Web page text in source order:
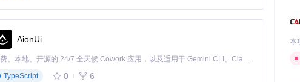
AionUi
免费、本地、开源的 24/7 全天候 Cowork 应用，以及适用于 Gemini CLI、Claude Code、Codex、OpenCode、Qwen Code、Goose CLI、Auggie 等的 OpenClaw | 🌟 喜欢就点star吧
TypeScript
0 6